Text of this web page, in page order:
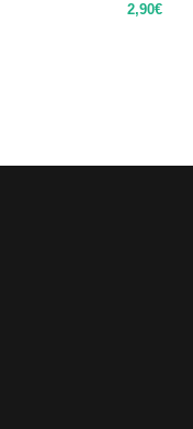
2,90€